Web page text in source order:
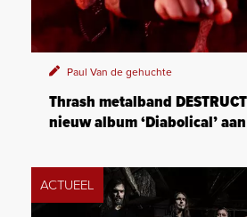
Paul Van de gehuchte
Thrash metalband
nieuw album ‘Diabolical’ aan
ACTUEEL